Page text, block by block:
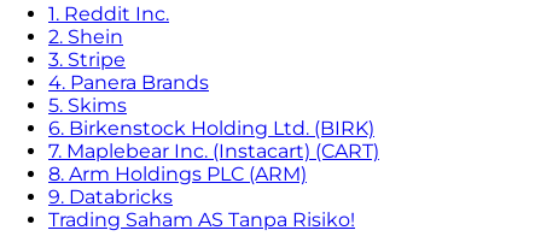
1. Reddit Inc.
2. Shein
3. Stripe
4. Panera Brands
5. Skims
6. Birkenstock Holding Ltd. (BIRK)
7. Maplebear Inc. (Instacart) (CART)
8. Arm Holdings PLC (ARM)
9. Databricks
Trading Saham AS Tanpa Risiko!